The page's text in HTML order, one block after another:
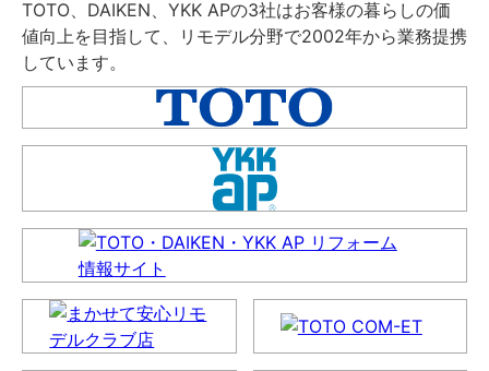
TOTO、DAIKEN、YKK APの3社はお客様の暮らしの価
値向上を目指して、リモデル分野で2002年から業務提携
しています。